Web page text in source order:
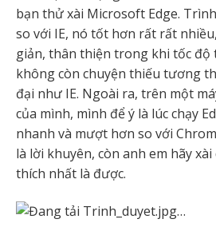
bạn thử xài Microsoft Edge.
so với IE, nó tốt hơn rất rất
giản, thân thiện trong khi tốc độ
không còn chuyện thiếu tương
đại như IE. Ngoài ra, trên một
của mình, mình để ý là lúc chạy
nhanh và mượt hơn so với
là lời khuyên, còn anh em hãy xài
thích nhất là được.